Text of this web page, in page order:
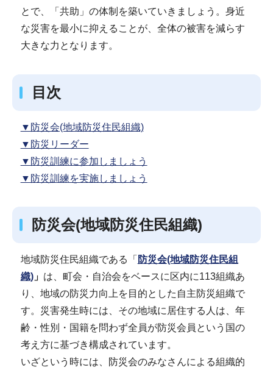
とで、「共助」の体制を築いていきましょう。身近
な災害を最小に抑えることが、全体の被害を減らす
大きな力となります。
目次
▼防災会(地域防災住民組織)
▼防災リーダー
▼防災訓練に参加しましょう
▼防災訓練を実施しましょう
防災会(地域防災住民組織)
地域防災住民組織である「 防災会(地域防災住民組
織)」 は、町会・自治会をベースに区内に113組織あ
り、地域の防災力向上を目的とした自主防災組織で
す。災害発生時には、その地域に居住する人は、年
齢・性別・国籍を問わず全員が防災会員という国の
考え方に基づき構成されています。
いざという時には、防災会のみなさんによる組織的